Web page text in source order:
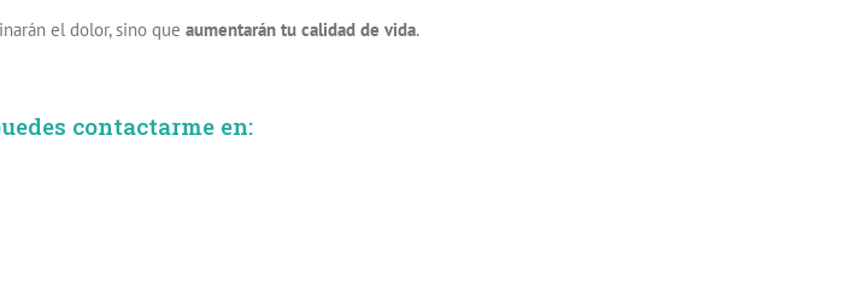
el dolor, sino que aumentarán tu calidad de vida.
contactarme en: